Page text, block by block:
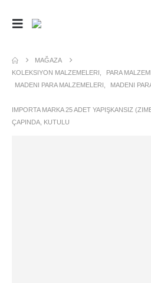
MAĞAZA
KOLEKSIYON MALZEMELERI
PARA
MADENI PARA MALZEMELERI
MADENI
IMPORTA MARKA 25 ADET YAPIŞKANSIZ
ÇAPINDA, KUTULU